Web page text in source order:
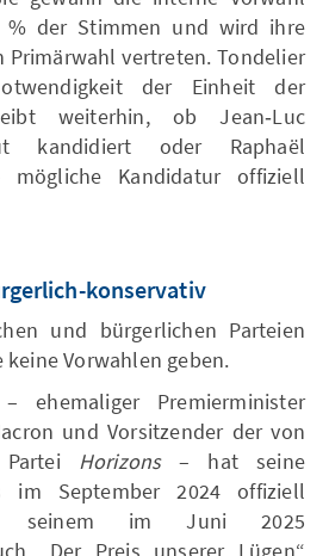
der Stimmen und wird ihre
Primärwahl vertreten. Tondelier
der Einheit der
weiterhin, ob Jean‑Luc
kandidiert oder Raphaël
mögliche Kandidatur offiziell
konservativ
und bürgerlichen Parteien
Vorwahlen geben.
ehemaliger Premierminister
und Vorsitzender der von
Horizons– hat seine
im September 2024 offiziell
seinem im Juni 2025
„Der Preis unserer Lügen“